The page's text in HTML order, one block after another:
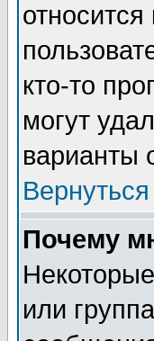
кто-то
могут
варианты
Почему
или